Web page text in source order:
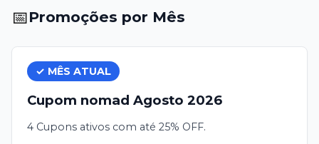
📅Promoções por Mês
✓ MÊS ATUAL
Cupom nomad Agosto 2026
4 Cupons ativos com até 25% OFF.